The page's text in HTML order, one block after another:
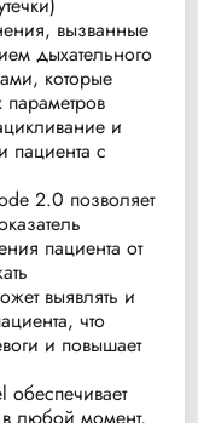
вызванные
дыхательного
которые
и
пациента с
2.0 позволяет
пациента от
выявлять и
что
и повышает
обеспечивает